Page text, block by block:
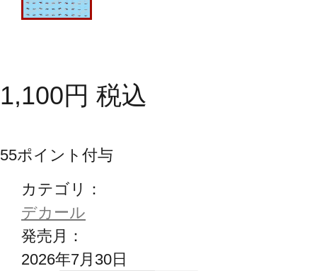
1,100円 税込
55ポイント付与
カテゴリ：
デカール
発売月：
2026年7月30日